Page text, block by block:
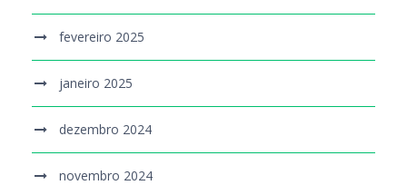
fevereiro 2025
janeiro 2025
dezembro 2024
novembro 2024